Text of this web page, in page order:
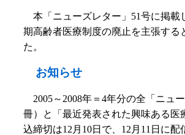
本「ニューズレター」51号に掲
期高齢者医療制度の廃止を主張する
た。
お知らせ
2005～2008年＝4年分の全「ニュ
冊）と「最近発表された興味ある
込締切は12月10日で、12月11日に